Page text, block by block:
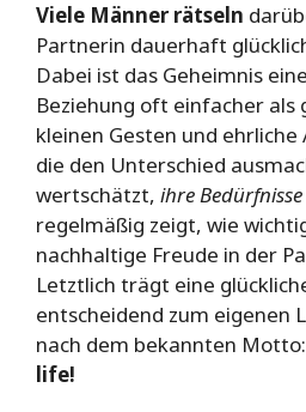
Viele Männer rätseln
Partnerin dauerhaft
Dabei ist das Geheimnis
Beziehung oft einfacher als
kleinen Gesten und
die den Unterschied
wertschätzt, ihre
regelmäßig zeigt, wie
nachhaltige Freude in der
Letztlich trägt eine
entscheidend zum eigenen
nach dem bekannten Motto:
life!